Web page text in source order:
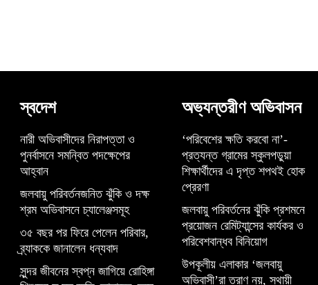
স্বদেশ
নারী অভিবাসীদের নিরাপত্তা ও
পুনর্বাসনে সমন্বিত পদক্ষেপের
আহ্বান
জলবায়ু পরিবর্তনজনিত ঝুঁকি ও দক্ষ
শ্রম অভিবাসনে চ্যালেঞ্জসমূহ
৩৫ বছর পর ফিরে পেলেন পরিবার,
ব্র্যাককে জানালেন ধন্যবাদ
সুন্দর জীবনের স্বপ্ন জাগিয়ে রোহিঙ্গা
অভ্যন্তরীণ অভিবাসন
‘পরিবেশের ক্ষতি করবো না’-
প্রত্যন্ত গ্রামের স্কুলপড়ুয়া
শিক্ষার্থীদের এ দৃপ্ত শপথই হোক
প্রেরণা
জলবায়ু পরিবর্তনের ঝুঁকি প্রশমনে
প্রয়োজন রেমিট্যান্সের কার্যকর ও
পরিবেশবান্ধব বিনিয়োগ
উপকূলীয় এলাকার ‘জলবায়ু
অভিবাসী’রা ত্রাণ নয়, স্থায়ী